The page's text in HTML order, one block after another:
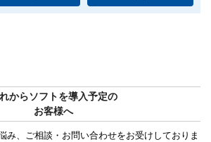
からソフトを導入予定の
お客様へ
み、ご相談・お問い合わせをお受けしておりま